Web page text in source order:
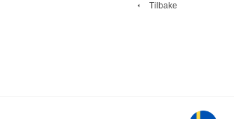
Tilbake